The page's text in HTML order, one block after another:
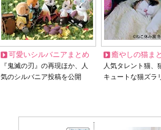
可愛いシルバニアまとめ
『鬼滅の刃』の再現ほか、人
気のシルバニア投稿を公開
癒やしの猫ま
人気タレント猫
キュートな猫ズラ